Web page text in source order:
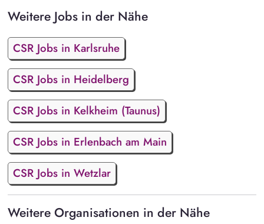
Weitere Jobs in der Nähe
CSR Jobs in Karlsruhe
CSR Jobs in Heidelberg
CSR Jobs in Kelkheim (Taunus)
CSR Jobs in Erlenbach am Main
CSR Jobs in Wetzlar
Weitere Organisationen in der Nähe